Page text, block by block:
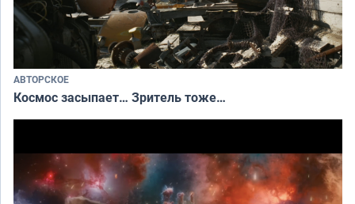
АВТОРСКОЕ
Космос засыпает… Зритель тоже…